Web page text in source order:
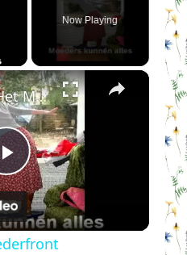
Now Playing
×
Play
Video
Kiekjes van Het Moederfront